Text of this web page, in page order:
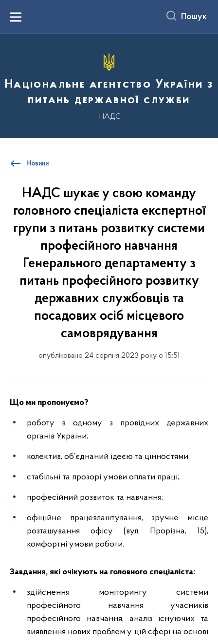
вмістуMenu Пошук
Національне агентство України з
питань державної служби
НАДС
Новини
НАДС шукає у свою команду
головного спеціаліста експертної
групи з питань розвитку системи
професійного навчання
Генерального департаменту з
питань професійного розвитку
державних службовців та
посадових осіб місцевого
самоврядування
опубліковано 24 серпня 2023 року о 15:51
Що ми пропонуємо?
роботу в одному з провідних державних
органів України;
колектив, об’єднаний ідеєю та цінностями;
стабільні та прозорі умови оплати праці;
професійний розвиток та навчання;
офіційне працевлаштування, зручне місце
розташування офісу (вул. Прорізна, 15),
комфортні умови роботи.
Завдання, які очікують на головного спеціаліста:
здійснення моніторингу системи
професійного навчання учасників
професійного навчання, аналіз існуючих та
виявлення нових проблем у цій сфері на основі